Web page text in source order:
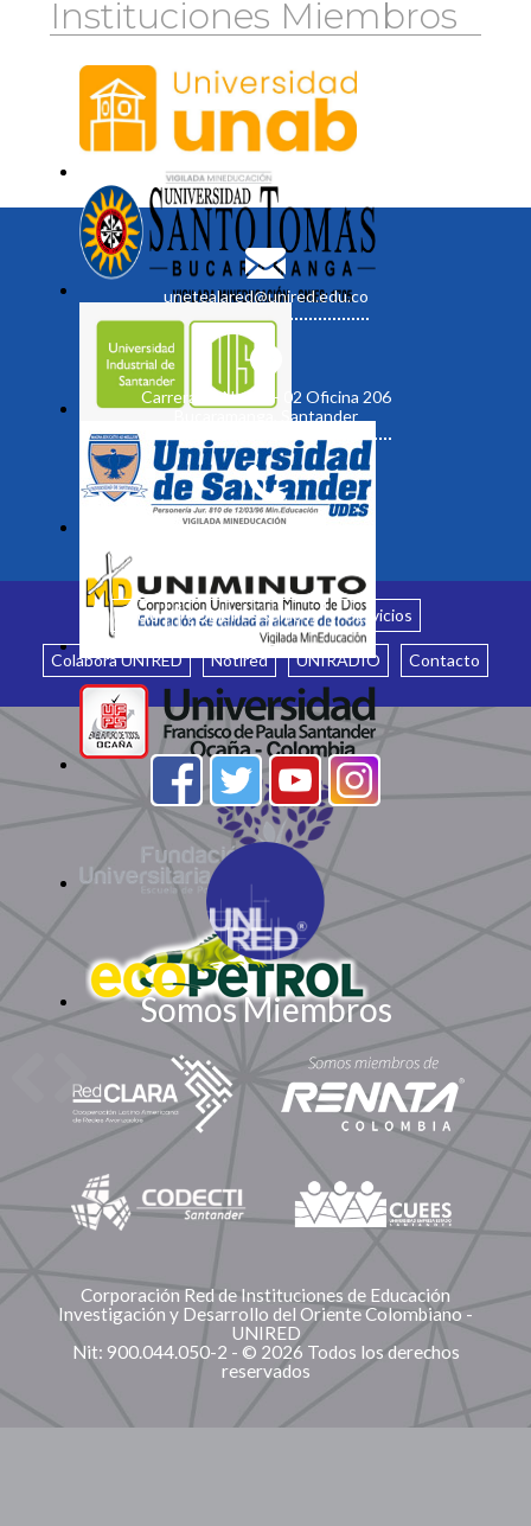
Instituciones Miembros
unetealared@unired.edu.co
Carrera 19 No. 35 - 02 Oficina 206
Bucaramanga, Santander
Inicio ¿Quiénes somos? Servicios
Colabora UNIRED Notired UNIRADIO Contacto
Somos Miembros
Corporación Red de Instituciones de Educación
Investigación y Desarrollo del Oriente Colombiano -
UNIRED
Nit: 900.044.050-2 - © 2026 Todos los derechos
reservados